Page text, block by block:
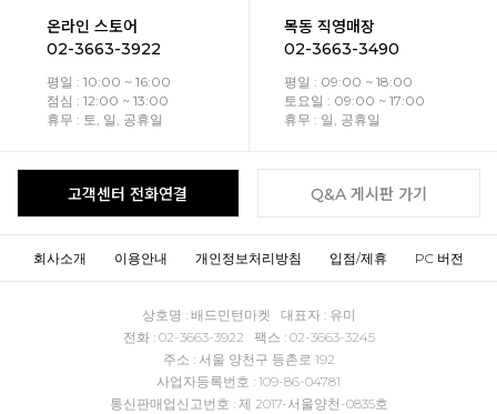
온라인 스토어
02-3663-3922
평일 : 10:00 ~ 16:00
점심 : 12:00 ~ 13:00
휴무 : 토, 일, 공휴일
목동 직영매장
02-3663-3490
평일 : 09:00 ~ 18:00
토요일 : 09:00 ~ 17:00
휴무 : 일, 공휴일
고객센터 전화연결 Q&A 게시판 가기
회사소개 이용안내 개인정보처리방침 입점/제휴 PC 버전
상호명 : 배드민턴마켓 대표자 : 유미
전화 : 02-3663-3922 팩스 : 02-3663-3245
주소 : 서울 양천구 등촌로 192
사업자등록번호 : 109-86-04781
통신판매업신고번호 : 제 2017-서울양천-0835호